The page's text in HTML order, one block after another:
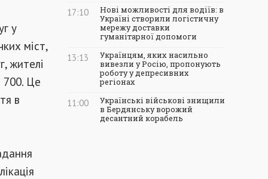
у
міст,
жителі
700. Це
в
17:10
Нові можливості для водіїв: в
Україні створили логістичну
мережу доставки
гуманітарної допомоги
13:13
Українцям, яких насильно
вивезли у Росію, пропонують
роботу у депресивних
регіонах
11:00
Українські військові знищили
в Бердянську ворожий
десантний корабель